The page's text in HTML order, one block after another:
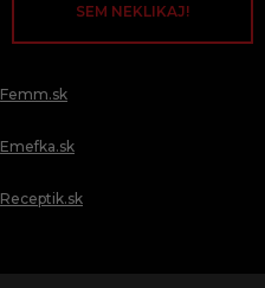
SEM NEKLIKAJ!
Femm.sk
Emefka.sk
Receptik.sk